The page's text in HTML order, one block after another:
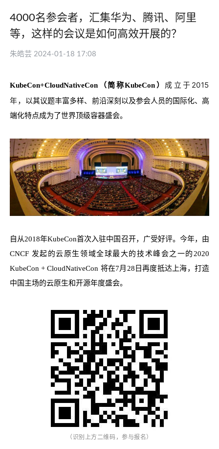
4000名参会者，汇集华为、腾讯、阿里
等，这样的会议是如何高效开展的？
朱皓芸 2024-01-18 17:08
KubeCon+CloudNativeCon（简称KubeCon） 成立于2015
年，
以其议题丰富多样、前沿深刻以及参会人员的国际化、高
端化特点成为了世界顶级容器盛会。
自从2018年KubeCon首次入驻中国召开，广受好评。今年，由
CNCF 发起的云原生领域全球最大的技术峰会之一的2020
KubeCon + CloudNativeCon 将在7月28日再度抵达上海，打造
中国主场的云原生和开源年度盛会。
（识别上方二维码，参与报名）